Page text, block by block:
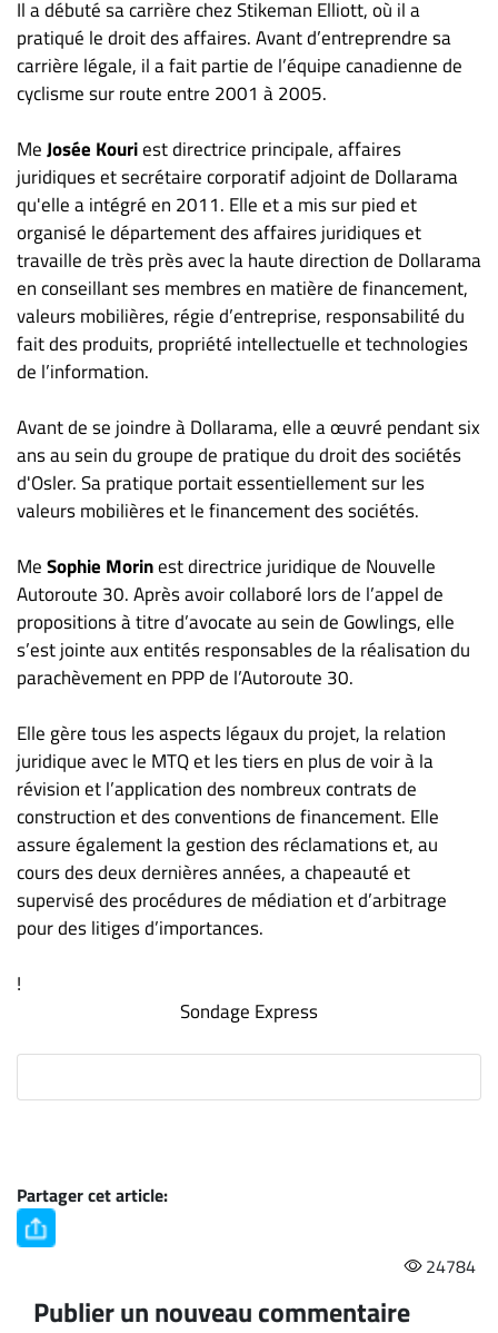
Il a débuté sa carrière chez Stikeman Elliott, où il a
pratiqué le droit des affaires. Avant d’entreprendre sa
carrière légale, il a fait partie de l’équipe canadienne de
cyclisme sur route entre 2001 à 2005.
MeJosée Kouriest directrice principale, affaires
juridiques et secrétaire corporatif adjoint de Dollarama
qu'elle a intégré en 2011. Elle et a mis sur pied et
organisé le département des affaires juridiques et
travaille de très près avec la haute direction de Dollarama
en conseillant ses membres en matière de financement,
valeurs mobilières, régie d’entreprise, responsabilité du
fait des produits, propriété intellectuelle et technologies
de l’information.
Avant de se joindre à Dollarama, elle a œuvré pendant six
ans au sein du groupe de pratique du droit des sociétés
d'Osler. Sa pratique portait essentiellement sur les
valeurs mobilières et le financement des sociétés.
MeSophie Morinest directrice juridique de Nouvelle
Autoroute 30. Après avoir collaboré lors de l’appel de
propositions à titre d’avocate au sein de Gowlings, elle
s’est jointe aux entités responsables de la réalisation du
parachèvement en PPP de l’Autoroute 30.
Elle gère tous les aspects légaux du projet, la relation
juridique avec le MTQ et les tiers en plus de voir à la
révision et l’application des nombreux contrats de
construction et des conventions de financement. Elle
assure également la gestion des réclamations et, au
cours des deux dernières années, a chapeauté et
supervisé des procédures de médiation et d’arbitrage
pour des litiges d’importances.
!
Sondage Express
Partager cet article:
24784
Publier un nouveau commentaire